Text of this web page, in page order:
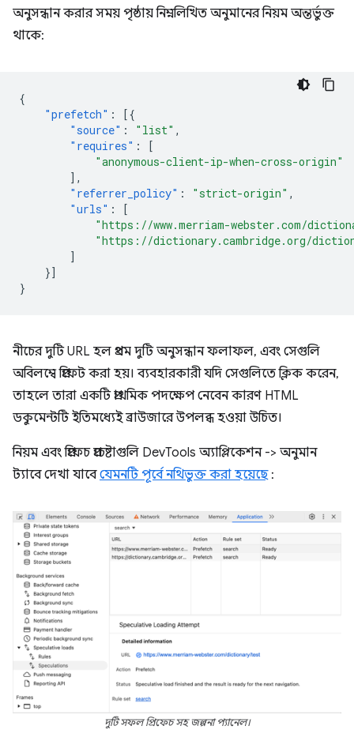
অনুসন্ধান করার সময় পৃষ্ঠায় নিম্নলিখিত অনুমানের নিয়ম অন্তর্ভুক্ত
থাকে:
{
"prefetch" :
[{
"source" : "list" ,
"requires" :
[
"anonymous-client-ip-when-cross-origin"
],
"referrer_policy" : "strict-origin" ,
"urls" :
[
"https://www.merriam-webster.com/
"https://dictionary.cambridge.org/
]
}]
}
নীচের দুটি URL হল প্রথম দুটি অনুসন্ধান ফলাফল, এবং সেগুলি
অবিলম্বে প্রিফেট করা হয়। ব্যবহারকারী যদি সেগুলিতে ক্লিক করেন,
তাহলে তারা একটি প্রাথমিক পদক্ষেপ নেবেন কারণ HTML
ডকুমেন্টটি ইতিমধ্যেই ব্রাউজারে উপলব্ধ হওয়া উচিত।
নিয়ম এবং প্রিফেচ প্রচেষ্টাগুলি DevTools অ্যাপ্লিকেশন -> অনুমান
ট্যাবে দেখা যাবেযেমনটি পূর্বে নথিভুক্ত করা হয়েছে:
দুটি সফল প্রিফেচ সহ জল্পনা প্যানেল।